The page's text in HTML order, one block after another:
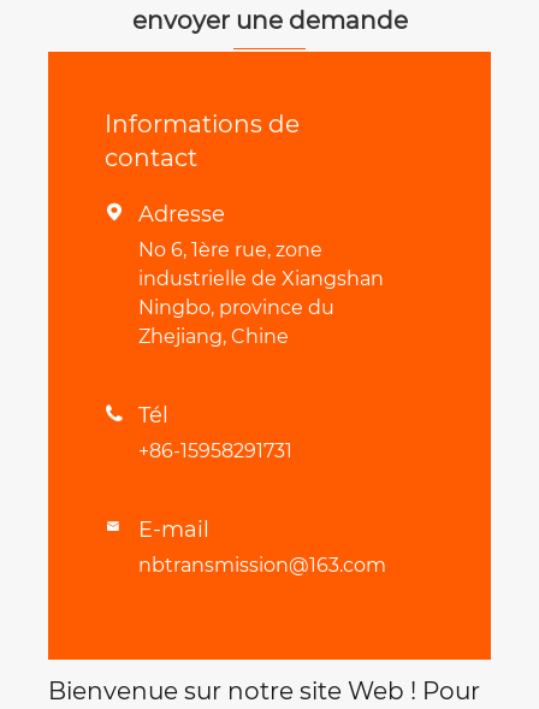
envoyer une demande
Informations de
contact
 Adresse
No 6, 1ère rue, zone
industrielle de Xiangshan
Ningbo, province du
Zhejiang, Chine
 Tél
+86-15958291731
 E-mail
nbtransmission@163.com
Bienvenue sur notre site Web ! Pour